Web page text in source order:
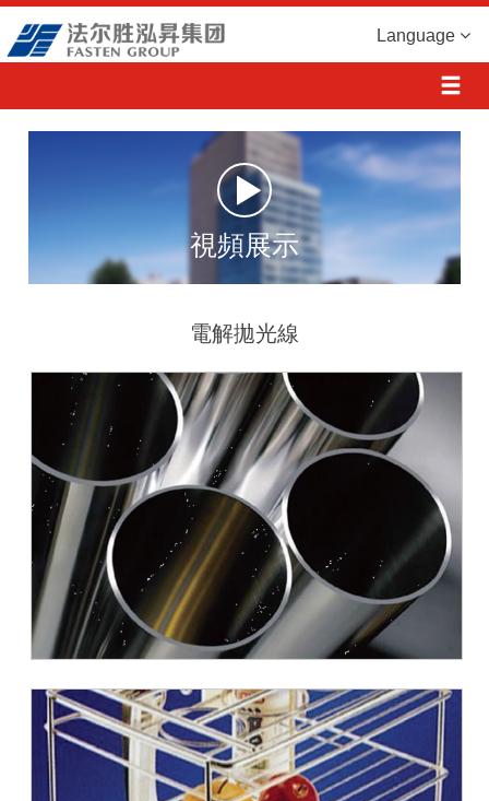
Language
視頻展示
電解拋光線